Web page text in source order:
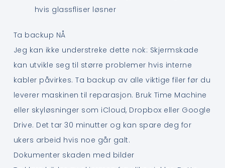
hvis glassfliser løsner
Ta backup NÅ
Jeg kan ikke understreke dette nok: Skjermskade
kan utvikle seg til større problemer hvis interne
kabler påvirkes. Ta backup av alle viktige filer før du
leverer maskinen til reparasjon. Bruk Time Machine
eller skyløsninger som iCloud, Dropbox eller Google
Drive. Det tar 30 minutter og kan spare deg for
ukers arbeid hvis noe går galt.
Dokumenter skaden med bilder